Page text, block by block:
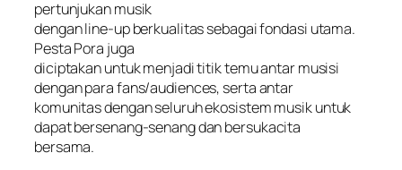
pertunjukan musik
dengan line-up berkualitas sebagai fondasi utama.
Pesta Pora juga
diciptakan untuk menjadi titik temu antar musisi
dengan para fans/audiences, serta antar
komunitas dengan seluruh ekosistem musik untuk
dapat bersenang-senang dan bersukacita
bersama.